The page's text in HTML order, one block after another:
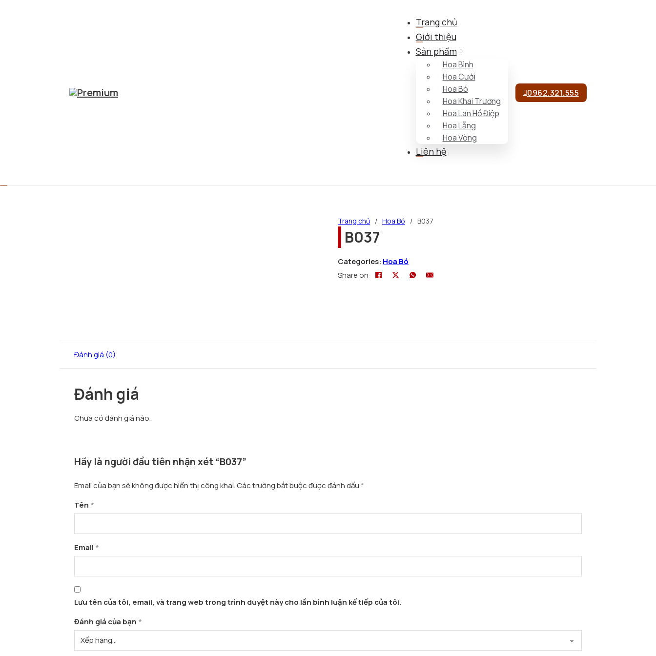
Trang chủ
Giới thiệu
Sản phẩm
Hoa Bình
Hoa Cưới
Hoa Bó
Hoa Khai Trương
Hoa Lan Hồ Điệp
Hoa Lẵng
Hoa Vòng
Liên hệ
0962.321.555
Trang chủ / Hoa Bó / B037
B037
Categories: Hoa Bó
Share on:
Đánh giá (0)
Đánh giá
Chưa có đánh giá nào.
Hãy là người đầu tiên nhận xét “B037”
Email của bạn sẽ không được hiển thị công khai.Các trường bắt buộc được đánh dấu *
Tên *
Email *
Lưu tên của tôi, email, và trang web trong trình duyệt này cho lần bình luận kế tiếp của tôi.
Đánh giá của bạn *